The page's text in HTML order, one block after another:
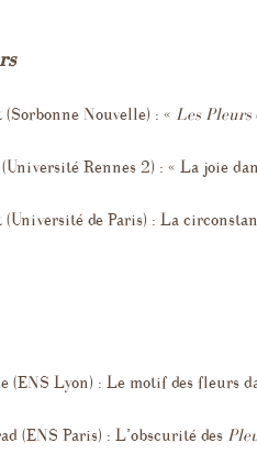
Nouvelle) : «Les Pleurs
Rennes 2) : « La joie
de Paris) : La
(ENS Lyon) : Le motif des fleurs
(ENS Paris) : L’obscurité des